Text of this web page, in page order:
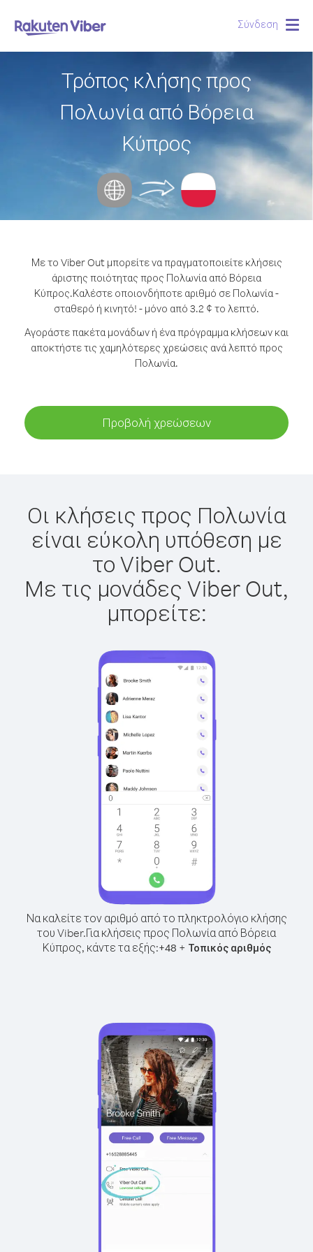
Σύνδεση
Τρόπος κλήσης προς
Πολωνία από Βόρεια
Κύπρος
Με το Viber Out μπορείτε να πραγματοποιείτε κλήσεις
άριστης ποιότητας προς Πολωνία από Βόρεια
Κύπρος.Καλέστε οποιονδήποτε αριθμό σε Πολωνία -
σταθερό ή κινητό! - μόνο από 3.2 ¢ το λεπτό.
Αγοράστε πακέτα μονάδων ή ένα πρόγραμμα κλήσεων και
αποκτήστε τις χαμηλότερες χρεώσεις ανά λεπτό προς
Πολωνία.
Προβολή χρεώσεων
Οι κλήσεις προς Πολωνία
είναι εύκολη υπόθεση με
το Viber Out.
Με τις μονάδες Viber Out,
μπορείτε:
Να καλείτε τον αριθμό από το πληκτρολόγιο κλήσης
του Viber.Για κλήσεις προς Πολωνία από Βόρεια
Κύπρος, κάντε τα εξής:+48 + Τοπικός αριθμός